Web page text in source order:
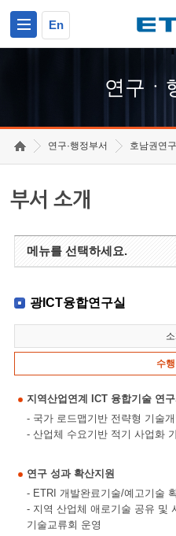
En
연구ㆍ
연구·행정부서 호남권연
부서 소개
메뉴를 선택하세요.
광ICT융합연구실
수
지역산업연계 ICT 융합기술 연
- 국가 로드맵기반 전략형 기술
- 산업체 수요기반 적기 사업화
연구 성과 확산지원
- ETRI 개발완료기술/예고기술
- 지역 산업체 애로기술 공유 및
기술교류회 운영